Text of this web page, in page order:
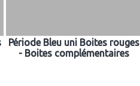
Période Bleu uni Boites rouges
- Boites complémentaires